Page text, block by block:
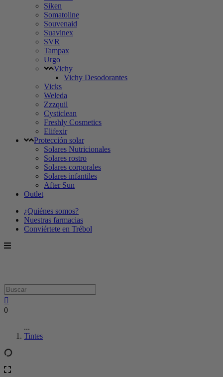
Siken
Somatoline
Souvenaid
Suavinex
SVR
Tampax
Urgo
Vichy
Vichy Desodorantes
Vicks
Weleda
Zzzquil
Cysticlean
Freshly Cosmetics
Elifexir
Protección solar
Solares Nutricionales
Solares rostro
Solares corporales
Solares infantiles
After Sun
Outlet
¿Quiénes somos?
Nuestras farmacias
Conviértete en Trébol
0
...
Tintes